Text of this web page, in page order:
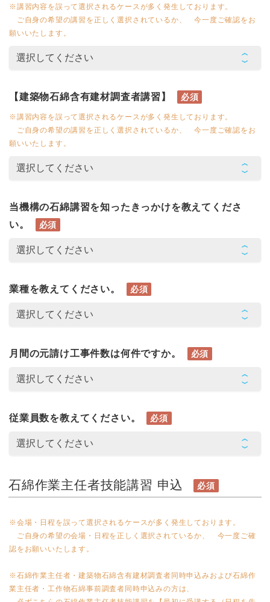
※講習内容を誤って選択されるケースが多く発生しております。
ご自身の希望の講習を正しく選択されているか、 今一度ご確認をお
願いいたします。
【建築物石綿含有建材調査者講習】 必須
※講習内容を誤って選択されるケースが多く発生しております。
ご自身の希望の講習を正しく選択されているか、 今一度ご確認をお
願いいたします。
当機構の石綿講習を知ったきっかけを教えてくださ
い。
必須
業種を教えてください。 必須
月間の元請け工事件数は何件ですか。 必須
従業員数を教えてください。 必須
石綿作業主任者技能講習 申込 必須
※会場・日程を誤って選択されるケースが多く発生しております。
ご自身の希望の会場・日程を正しく選択されているか、 今一度ご確
認をお願いいたします。
※石綿作業主任者・建築物石綿含有建材調査者同時申込みおよび石綿作
業主任者・工作物石綿事前調査者同時申込みの方は、